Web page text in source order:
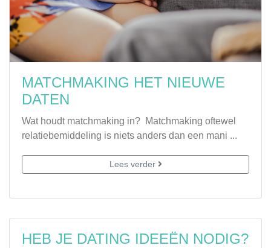
MATCHMAKING HET NIEUWE
DATEN
Wat houdt matchmaking in? Matchmaking oftewel
relatiebemiddeling is niets anders dan een mani ...
Lees verder
HEB JE DATING IDEEËN NODIG?